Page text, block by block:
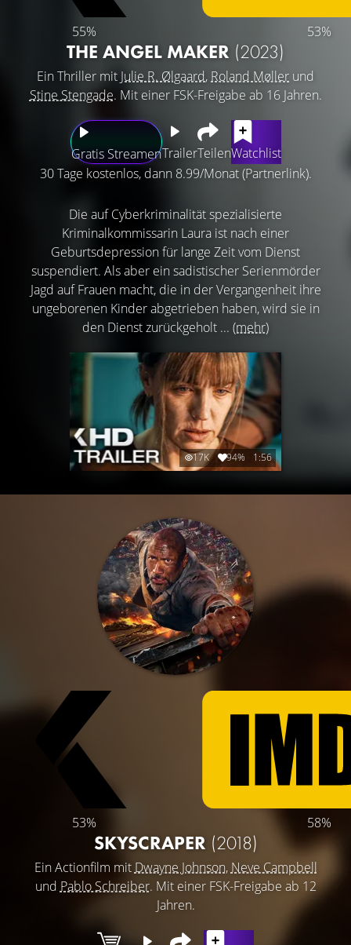
55% 53%
THE ANGEL MAKER (2023)
Ein Thriller mit Julie R. Ølgaard, Roland Møller und
Stine Stengade. Mit einer FSK-Freigabe ab 16 Jahren.
Gratis StreamenTrailerTeilenWatchlist
30 Tage kostenlos, dann 8.99/Monat (Partnerlink).
Die auf Cyberkriminalität spezialisierte
Kriminalkommissarin Laura ist nach einer
Geburtsdepression für lange Zeit vom Dienst
suspendiert. Als aber ein sadistischer Serienmörder
Jagd auf Frauen macht, die in der Vergangenheit ihre
ungeborenen Kinder abgetrieben haben, wird sie in
den Dienst zurückgeholt ... (mehr)
17K 94% 1:56
53% 58%
SKYSCRAPER (2018)
Ein Actionfilm mit Dwayne Johnson, Neve Campbell
und Pablo Schreiber. Mit einer FSK-Freigabe ab 12
Jahren.